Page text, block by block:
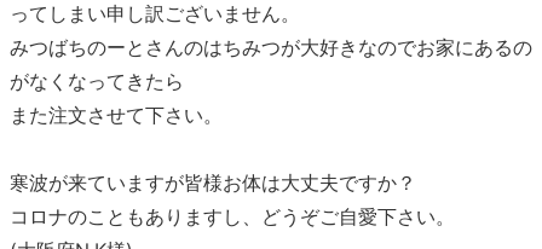
ってしまい申し訳ございません。
みつばちのーとさんのはちみつが大好きなのでお家にあるの
がなくなってきたら
また注文させて下さい。
寒波が来ていますが皆様お体は大丈夫ですか？
コロナのこともありますし、どうぞご自愛下さい。